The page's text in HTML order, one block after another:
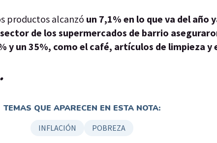
productos alcanzó un 7,1% en lo que va del año
de los supermercados de barrio
y un 35%, como el café, artículos de limpieza y
TEMAS QUE APARECEN EN ESTA NOTA:
INFLACIÓN POBREZA